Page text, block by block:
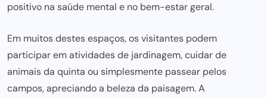
positivo na saúde mental e no bem-estar geral.
Em muitos destes espaços, os visitantes podem
participar em atividades de jardinagem, cuidar de
animais da quinta ou simplesmente passear pelos
campos, apreciando a beleza da paisagem. A